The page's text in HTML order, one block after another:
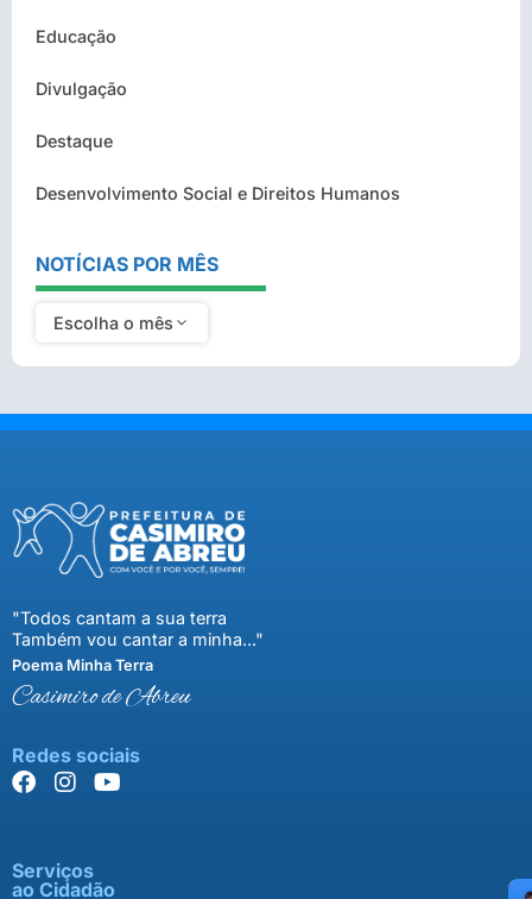
Educação
Divulgação
Destaque
Desenvolvimento Social e Direitos Humanos
NOTÍCIAS POR MÊS
Escolha o mês
"Todos cantam a sua terra
Também vou cantar a minha..."
Poema Minha Terra
Casimiro de Abreu
Redes sociais
Serviços
ao Cidadão